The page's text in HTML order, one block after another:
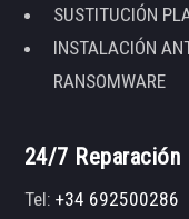
SUSTITUCIÓN
INSTALACIÓN
RANSOMWARE
24/7
Tel:+34 692500286